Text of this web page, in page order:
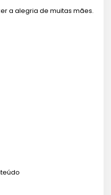
a alegria de muitas mães.